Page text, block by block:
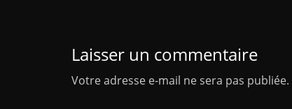
Laisser un commentaire
Votre adresse e-mail ne sera pas publiée.